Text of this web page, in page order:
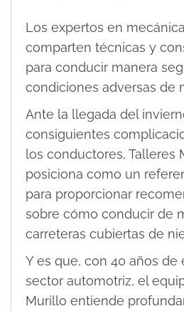
Los expertos en
comparten técnicas y
para conducir manera
condiciones adversas de
Ante la llegada del
consiguientes
los conductores, Talleres
posiciona como un
para proporcionar
sobre cómo conducir de
carreteras cubiertas de
Y es que, con 40 años de
sector automotriz, el
Murillo entiende